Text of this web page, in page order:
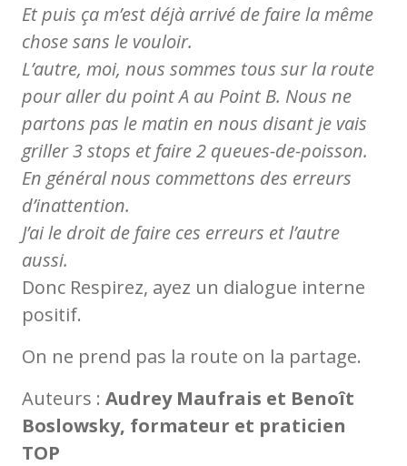
Et puis ça m’est déjà arrivé de faire la même
chose sans le vouloir.
L’autre, moi, nous sommes tous sur la route
pour aller du point A au Point B. Nous ne
partons pas le matin en nous disant je vais
griller 3 stops et faire 2 queues-de-poisson.
En général nous commettons des erreurs
d’inattention.
J’ai le droit de faire ces erreurs et l’autre
aussi.
Donc Respirez, ayez un dialogue interne
positif.
On ne prend pas la route on la partage.
Auteurs : Audrey Maufrais et Benoît
Boslowsky, formateur et praticien
TOP